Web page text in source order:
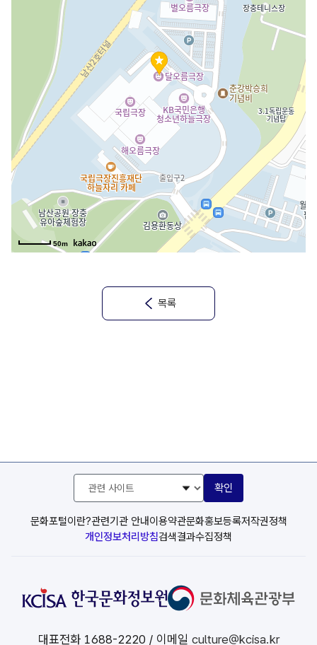
50m
목록
문화포털이란?관련기관 안내이용약관문화홍보등록저작권정책
개인정보처리방침검색결과수집정책
관
사
이
트
확인
대표전화 1688-2220 / 이메일 culture@kcisa.kr